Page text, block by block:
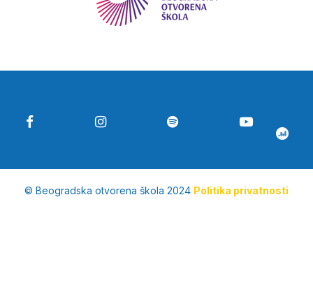
© Beogradska otvorena škola 2024 Politika privatnosti